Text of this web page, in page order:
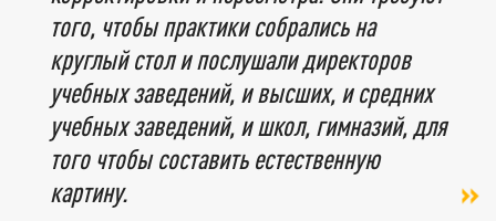
того, чтобы практики собрались на
круглый стол и послушали директоров
учебных заведений, и высших, и средних
учебных заведений, и школ, гимназий, для
того чтобы составить естественную
картину.